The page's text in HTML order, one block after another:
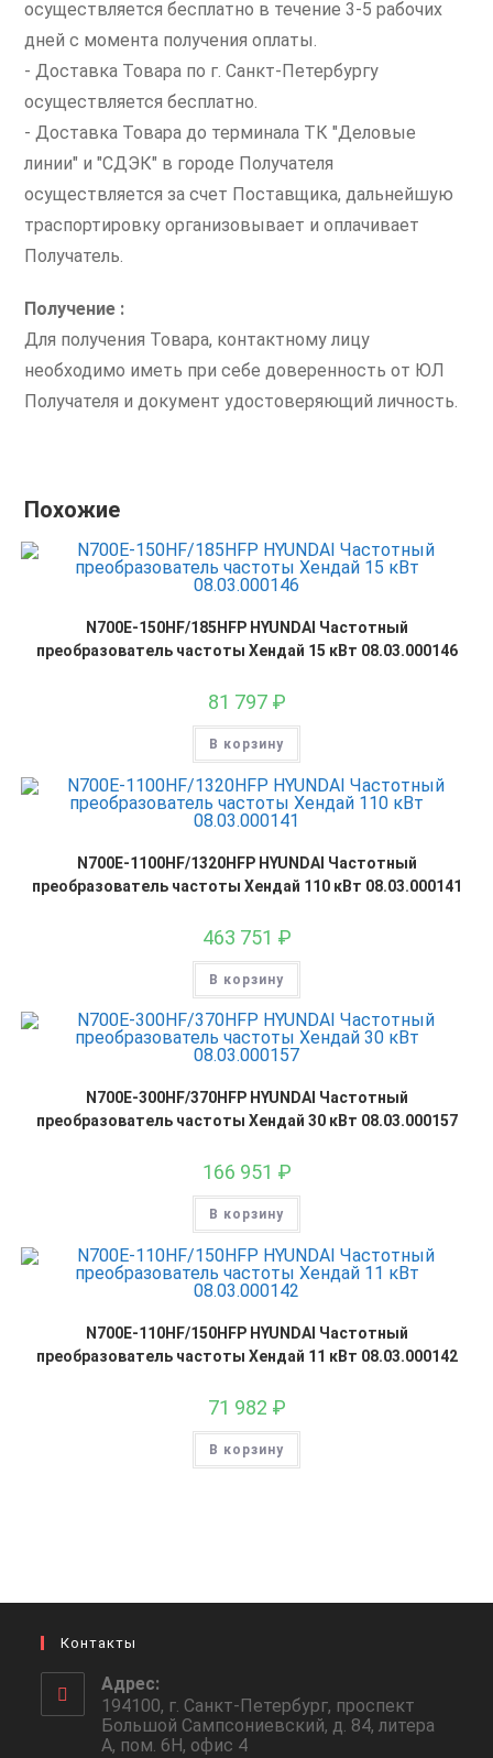
осуществляется бесплатно в течение 3-5 рабочих
дней с момента получения оплаты.
- Доставка Товара по г. Санкт-Петербургу
осуществляется бесплатно.
- Доставка Товара до терминала ТК "Деловые
линии" и "СДЭК" в городе Получателя
осуществляется за счет Поставщика, дальнейшую
траспортировку организовывает и оплачивает
Получатель.
Получение :
Для получения Товара, контактному лицу
необходимо иметь при себе доверенность от ЮЛ
Получателя и документ удостоверяющий личность.
Похожие
N700E-150HF/185HFP HYUNDAI Частотный
преобразователь частоты Хендай 15 кВт 08.03.000146
81 797 ₽
В корзину
N700E-1100HF/1320HFP HYUNDAI Частотный
преобразователь частоты Хендай 110 кВт 08.03.000141
463 751 ₽
В корзину
N700E-300HF/370HFP HYUNDAI Частотный
преобразователь частоты Хендай 30 кВт 08.03.000157
166 951 ₽
В корзину
N700E-110HF/150HFP HYUNDAI Частотный
преобразователь частоты Хендай 11 кВт 08.03.000142
71 982 ₽
В корзину
Контакты
Адрес:
194100, г. Санкт-Петербург, проспект
Большой Сампсониевский, д. 84, литера
А, пом. 6Н, офис 4